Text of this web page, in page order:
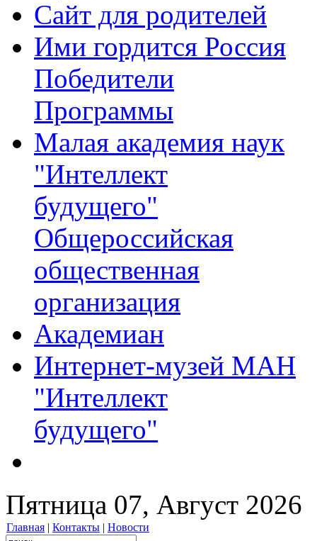
Сайт для родителей
Ими гордится Россия
Победители
Программы
Малая академия наук
"Интеллект
будущего"
Общероссийская
общественная
организация
Академиан
Интернет-музей МАН
"Интеллект
будущего"
Пятница 07, Август 2026
Главная | Контакты | Новости